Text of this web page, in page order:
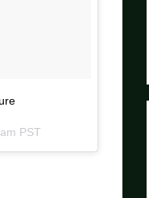
PST